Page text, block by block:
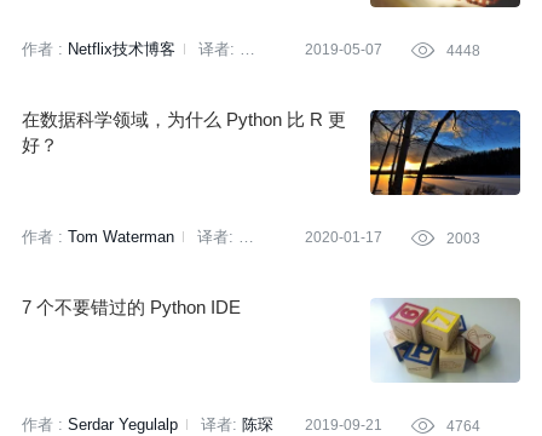
作者 : Netflix技术博客
译者:
2019-05-07  4448
在数据科学领域，为什么 Python 比 R 更
好？
作者 : Tom Waterman
译者:
2020-01-17  2003
7 个不要错过的 Python IDE
作者 : Serdar Yegulalp 译者: 陈琛 2019-09-21  4764